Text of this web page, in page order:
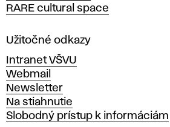
o
a
ý
t
v
a
r
RARE cultural space
Užitočné odkazy
Intranet VŠVU
Webmail
Newsletter
Na stiahnutie
Slobodný prístup k informáciám